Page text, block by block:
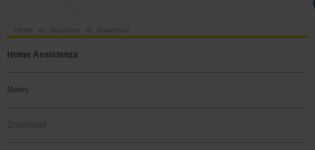
Home Supporto Download
Home Assistenza
News
Download